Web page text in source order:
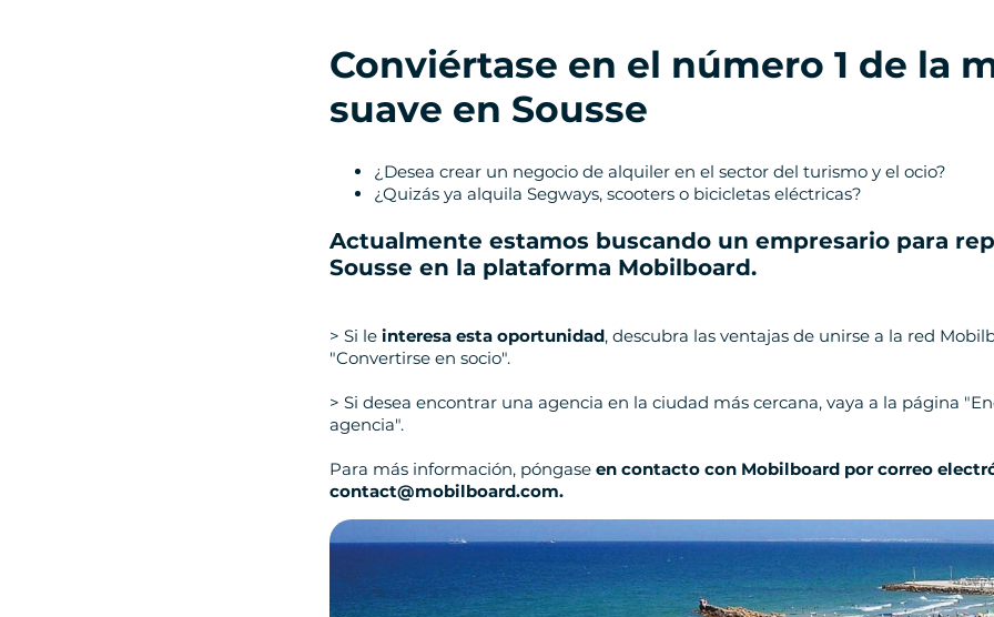
Conviértase en el número 1 de la
suave en Sousse
¿Desea crear un negocio de alquiler en el sector del turismo y el ocio?
¿Quizás ya alquila Segways, scooters o bicicletas eléctricas?
Actualmente estamos buscando un empresario para
Sousse en la plataforma Mobilboard.
> Si le interesa esta oportunidad, descubra las ventajas de unirse a la red
"Convertirse en socio".
> Si desea encontrar una agencia en la ciudad más cercana, vaya a la página
agencia".
Para más información, póngase en contacto con Mobilboard por correo
contact@mobilboard.com.